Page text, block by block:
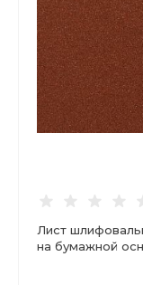
Лист
на бумажной